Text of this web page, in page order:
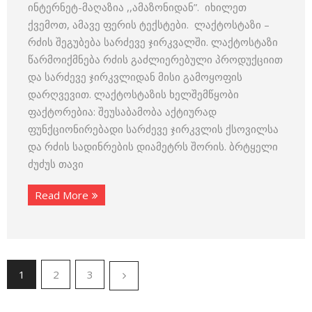
ინტერნეტ-მაღაზია ,,ამაზონიდან”. იხილეთ
ქვემოთ, ამავე ფერის ტექსტები. ლაქტოსტაზი –
რძის შეგუბება სარძევე ჯირკვალში. ლაქტოსტაზი
წარმოიქმნება რძის გაძლიერებული პროდუქციით
და სარძევე ჯირკვლიდან მისი გამოყოფის
დარღვევით. ლაქტოსტაზის ხელშემწყობი
ფაქტორებია: შეუსაბამობა აქტიურად
ფუნქციონირებადი სარძევე ჯირკვლის ქსოვილსა
და რძის სადინრების დიამეტრს შორის. ბრტყელი
ძუძუს თავი
Read More
1 2 3